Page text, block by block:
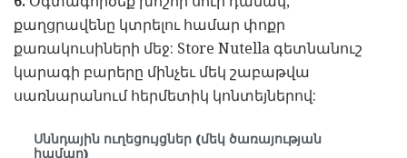
քաղցրավենը կտրելու համար փոքր
քառակուսիների մեջ: Store Nutella գետնանուշ
կարագի բարերը մինչեւ մեկ շաբաթվա
սառնարանում հերմետիկ կոնտեյներով:
Սննդային ուղեցույցներ (մեկ ծառայության
համար)